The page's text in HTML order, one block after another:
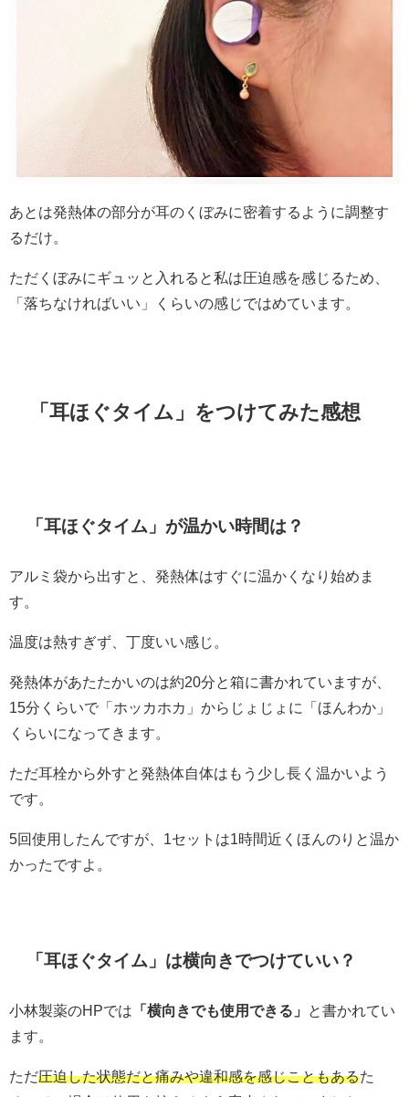
あとは発熱体の部分が耳のくぼみに密着するように調整す
るだけ。
ただくぼみにギュッと入れると私は圧迫感を感じるため、
「落ちなければいい」くらいの感じではめています。
「耳ほぐタイム」をつけてみた感想
「耳ほぐタイム」が温かい時間は？
アルミ袋から出すと、発熱体はすぐに温かくなり始めま
す。
温度は熱すぎず、丁度いい感じ。
発熱体があたたかいのは約20分と箱に書かれていますが、
15分くらいで「ホッカホカ」からじょじょに「ほんわか」
くらいになってきます。
ただ耳栓から外すと発熱体自体はもう少し長く温かいよう
です。
5回使用したんですが、1セットは1時間近くほんのりと温か
かったですよ。
「耳ほぐタイム」は横向きでつけていい？
小林製薬のHPでは 「横向きでも使用できる」
と書かれてい
ます。
ただ圧迫した状態だと痛みや違和感を感じこともあるた